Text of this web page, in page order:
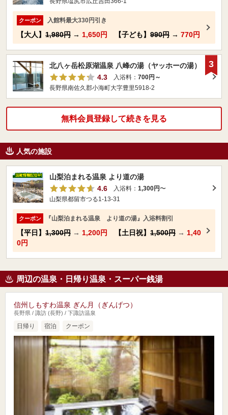
クーポン 入館料最大330円引き
【大人】 1,980円 → 1,650円 【子ども】 990円 → 770円
北八ヶ岳松原湖温泉 八峰の湯（ヤッホーの湯）
4.3
入浴料： 700円～
長野県南佐久郡小海町大字豊里5918-2
3
無料会員登録して続きを見る
人気の施設
山梨泊まれる温泉 より道の湯
4.6
入浴料： 1,300円〜
山梨県都留市つる1-13-31
クーポン 『山梨泊まれる温泉 より道の湯』入浴料割引
【平日】 1,300円 → 1,200円 【土日祝】 1,500円 → 1,40
0円
周辺の温泉・日帰り温泉・スーパー銭湯
信州しもすわ温泉 ぎん月（ぎんげつ）
長野県 / 諏訪 (長野) / 下諏訪温泉
日帰り 宿泊 クーポン